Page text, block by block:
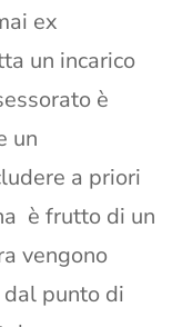
ex
un incarico
è
un
a priori
è frutto di un
vengono
punto di